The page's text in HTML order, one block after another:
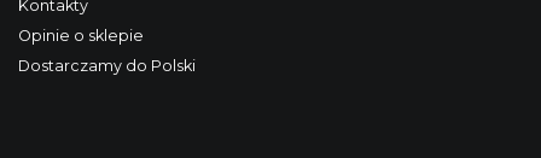
Kontakty
Opinie o sklepie
Dostarczamy do Polski